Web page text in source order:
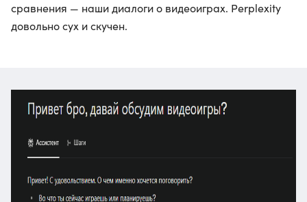
сравнения — наши диалоги о видеоиграх. Perplexity
довольно сух и скучен.